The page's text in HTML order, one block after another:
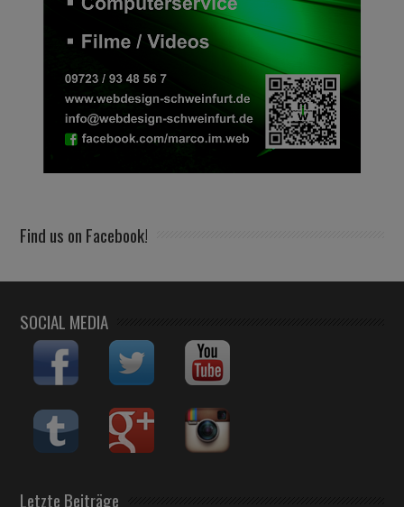
Find us on Facebook!
SOCIAL MEDIA
Letzte Beiträge